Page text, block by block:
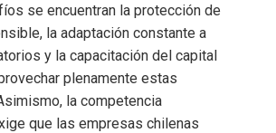
se encuentran la protección de
la adaptación constante a
y la capacitación del capital
plenamente estas
la competencia
que las empresas chilenas